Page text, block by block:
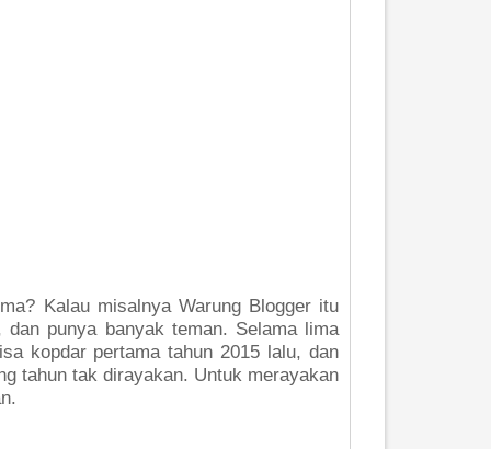
Kalau misalnya Warung Blogger itu
punya banyak teman. Selama lima
kopdar pertama tahun 2015 lalu, dan
tahun tak dirayakan. Untuk merayakan